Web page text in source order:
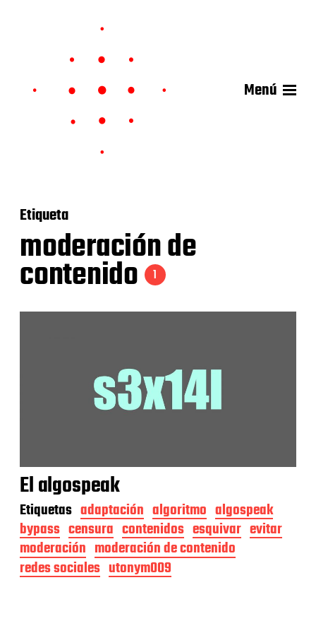
Menú
Etiqueta
moderación de
contenido 1
El algospeak
Etiquetas adaptación algoritmo algospeak
bypass censura contenidos esquivar evitar
moderación moderación de contenido
redes sociales utonym009